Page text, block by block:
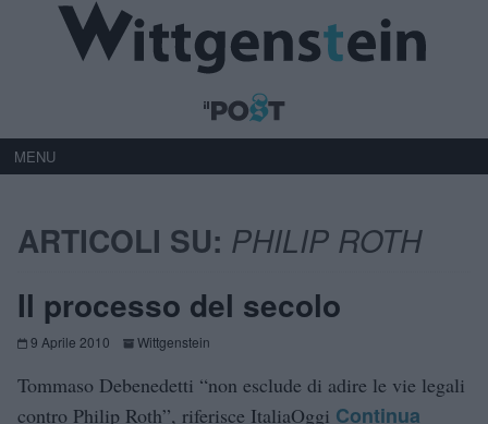
MENU
ARTICOLI SU: PHILIP ROTH
Il processo del secolo
9 Aprile 2010 Wittgenstein
Tommaso Debenedetti “non esclude di adire le vie legali
contro Philip Roth”, riferisce ItaliaOggi Continua